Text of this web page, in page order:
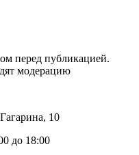
перед публикацией.
модерацию
10
до 18:00